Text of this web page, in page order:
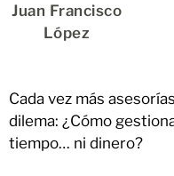
Juan Francisco
López
Cada vez más
dilema: ¿Cómo
tiempo… ni dinero?